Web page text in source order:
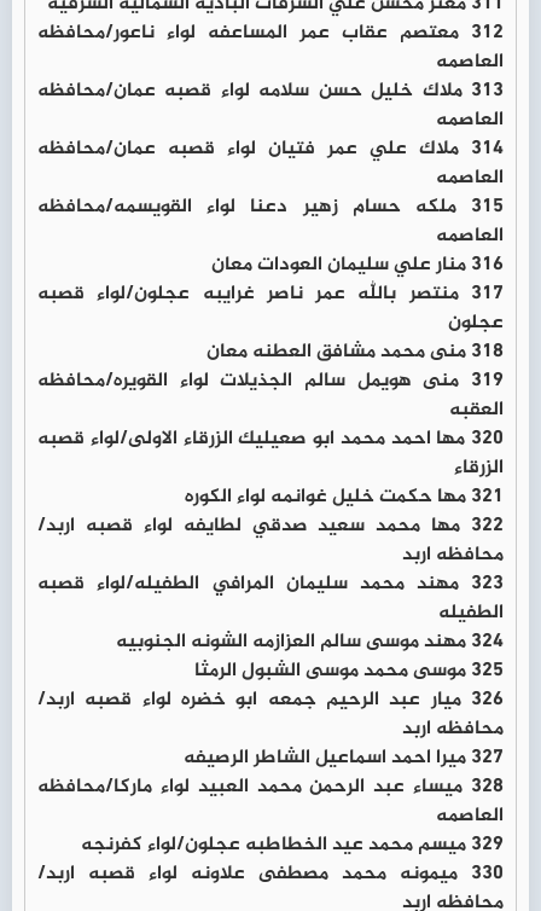
312 معتصم عقاب عمر المساعفه لواء ناعور/محافظه
العاصمه
313 ملاك خليل حسن سلامه لواء قصبه عمان/محافظه
العاصمه
314 ملاك علي عمر فتيان لواء قصبه عمان/محافظه
العاصمه
315 ملكه حسام زهير دعنا لواء القويسمه/محافظه
العاصمه
316 منار علي سليمان العودات معان
317 منتصر بالله عمر ناصر غرايبه عجلون/لواء قصبه
عجلون
318 منى محمد مشافق العطنه معان
319 منى هويمل سالم الجذيلات لواء القويره/محافظه
العقبه
320 مها احمد محمد ابو صعيليك الزرقاء الاولى/لواء قصبه
الزرقاء
321 مها حكمت خليل غوانمه لواء الكوره
322 مها محمد سعيد صدقي لطايفه لواء قصبه اربد/
محافظه اربد
323 مهند محمد سليمان المرافي الطفيله/لواء قصبه
الطفيله
324 مهند موسى سالم العزازمه الشونه الجنوبيه
325 موسى محمد موسى الشبول الرمثا
326 ميار عبد الرحيم جمعه ابو خضره لواء قصبه اربد/
محافظه اربد
327 ميرا احمد اسماعيل الشاطر الرصيفه
328 ميساء عبد الرحمن محمد العبيد لواء ماركا/محافظه
العاصمه
329 ميسم محمد عيد الخطاطبه عجلون/لواء كفرنجه
330 ميمونه محمد مصطفى علاونه لواء قصبه اربد/
محافظه اربد